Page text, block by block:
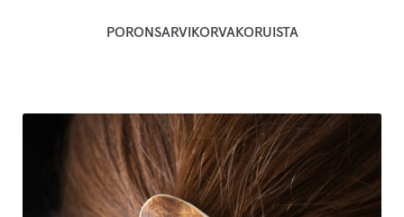
PORONSARVIKORVAKORUISTA